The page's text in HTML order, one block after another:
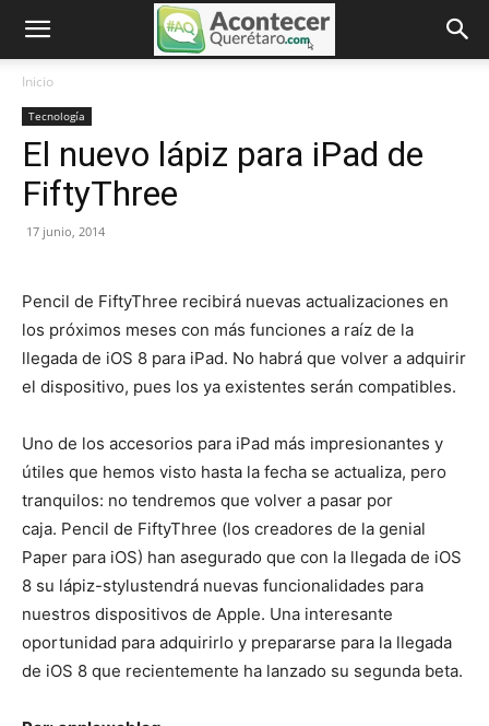
Inicio
Tecnología
El nuevo lápiz para iPad de
FiftyThree
17 junio, 2014
Pencil de FiftyThree recibirá nuevas actualizaciones en
los próximos meses con más funciones a raíz de la
llegada de iOS 8 para iPad. No habrá que volver a adquirir
el dispositivo, pues los ya existentes serán compatibles.
Uno de los accesorios para iPad más impresionantes y
útiles que hemos visto hasta la fecha se actualiza, pero
tranquilos: no tendremos que volver a pasar por
caja. Pencil de FiftyThree (los creadores de la genial
Paper para iOS) han asegurado que con la llegada de iOS
8 su lápiz-stylustendrá nuevas funcionalidades para
nuestros dispositivos de Apple. Una interesante
oportunidad para adquirirlo y prepararse para la llegada
de iOS 8 que recientemente ha lanzado su segunda beta.